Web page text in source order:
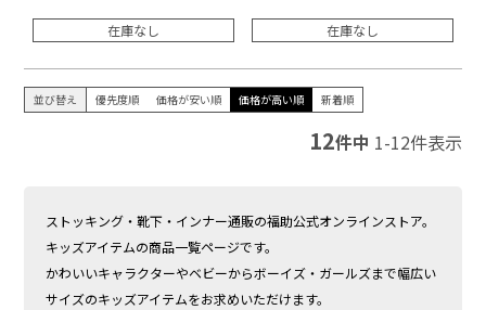
在庫なし 在庫なし
並び替え 優先度順 価格が安い順 価格が高い順 新着順
12件中 1-12件表示
ストッキング・靴下・インナー通販の福助公式オンラインストア。
キッズアイテムの商品一覧ページです。
かわいいキャラクターやベビーからボーイズ・ガールズまで幅広い
サイズのキッズアイテムをお求めいただけます。